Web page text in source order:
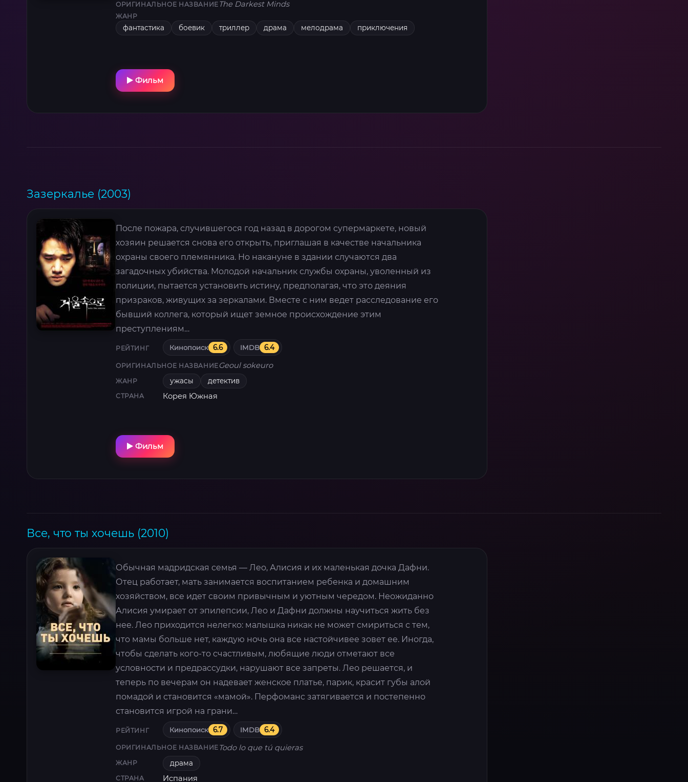
ОРИГИНАЛЬНОЕ НАЗВАНИЕ The Darkest Minds
ЖАНР
фантастика боевик триллер драма мелодрама приключения
Фильм
Зазеркалье (2003)
После пожара, случившегося год назад в дорогом супермаркете, новый
хозяин решается снова его открыть, приглашая в качестве начальника
охраны своего племянника. Но накануне в здании случаются два
загадочных убийства. Молодой начальник службы охраны, уволенный из
полиции, пытается установить истину, предполагая, что это деяния
призраков, живущих за зеркалами. Вместе с ним ведет расследование его
бывший коллега, который ищет земное происхождение этим
преступлениям…
РЕЙТИНГ Кинопоиск 6.6 IMDB 6.4
ОРИГИНАЛЬНОЕ НАЗВАНИЕ Geoul sokeuro
ЖАНР ужасы детектив
СТРАНА Корея Южная
Фильм
Все, что ты хочешь (2010)
Обычная мадридская семья — Лео, Алисия и их маленькая дочка Дафни.
Отец работает, мать занимается воспитанием ребенка и домашним
хозяйством, все идет своим привычным и уютным чередом. Неожиданно
Алисия умирает от эпилепсии, Лео и Дафни должны научиться жить без
нее. Лео приходится нелегко: малышка никак не может смириться с тем,
что мамы больше нет, каждую ночь она все настойчивее зовет ее. Иногда,
чтобы сделать кого-то счастливым, любящие люди отметают все
условности и предрассудки, нарушают все запреты. Лео решается, и
теперь по вечерам он надевает женское платье, парик, красит губы алой
помадой и становится «мамой». Перфоманс затягивается и постепенно
становится игрой на грани…
РЕЙТИНГ Кинопоиск 6.7 IMDB 6.4
ОРИГИНАЛЬНОЕ НАЗВАНИЕ Todo lo que tú quieras
ЖАНР драма
СТРАНА Испания